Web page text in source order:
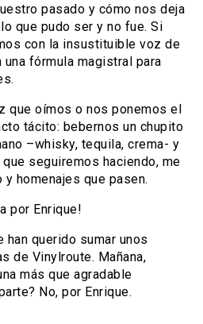
pasado y cómo nos deja
que pudo ser y no fue. Si
con la insustituible voz de
fórmula magistral para
que oímos o nos ponemos el
tácito: bebernos un chupito
–whisky, tequila, crema- y
seguiremos haciendo, me
homenajes que pasen.
por Enrique!
querido sumar unos
de Vinylroute. Mañana,
más que agradable
No, por Enrique.